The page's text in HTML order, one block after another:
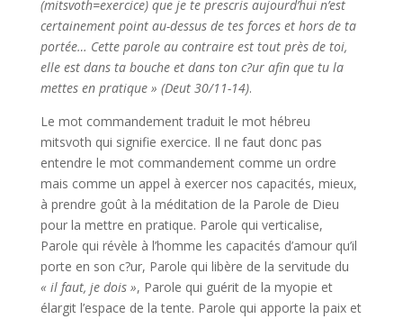
(mitsvoth=exercice) que je te prescris aujourd’hui n’est
certainement point au-dessus de tes forces et hors de ta
portée… Cette parole au contraire est tout près de toi,
elle est dans ta bouche et dans ton c?ur afin que tu la
mettes en pratique » (Deut 30/11-14).
Le mot commandement traduit le mot hébreu
mitsvoth qui signifie exercice. Il ne faut donc pas
entendre le mot commandement comme un ordre
mais comme un appel à exercer nos capacités, mieux,
à prendre goût à la méditation de la Parole de Dieu
pour la mettre en pratique. Parole qui verticalise,
Parole qui révèle à l’homme les capacités d’amour qu’il
porte en son c?ur, Parole qui libère de la servitude du
« il faut, je dois », Parole qui guérit de la myopie et
élargit l’espace de la tente. Parole qui apporte la paix et